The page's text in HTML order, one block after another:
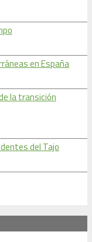
en España
la transición
del Tajo